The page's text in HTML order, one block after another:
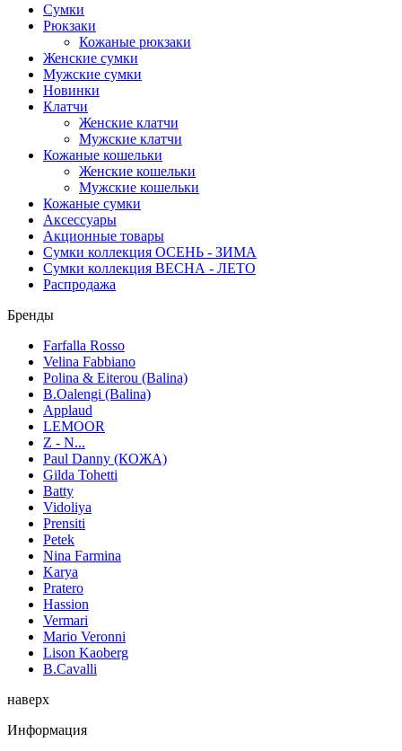
Сумки
Рюкзаки
Кожаные рюкзаки
Женские сумки
Мужские сумки
Новинки
Клатчи
Женские клатчи
Мужские клатчи
Кожаные кошельки
Женские кошельки
Мужские кошельки
Кожаные сумки
Аксессуары
Акционные товары
Сумки коллекция ОСЕНЬ - ЗИМА
Сумки коллекция ВЕСНА - ЛЕТО
Распродажа
Бренды
Farfalla Rosso
Velina Fabbiano
Polina & Eiterou (Balina)
B.Oalengi (Balina)
Applaud
LEMOOR
Z - N...
Paul Danny (КОЖА)
Gilda Tohetti
Batty
Vidoliya
Prensiti
Petek
Nina Farmina
Karya
Pratero
Hassion
Vermari
Mario Veronni
Lison Kaoberg
B.Cavalli
наверх
Информация